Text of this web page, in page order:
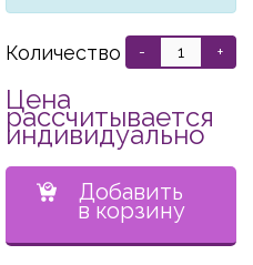
Количество - +
Цена
рассчитывается
индивидуально
Добавить
в корзину